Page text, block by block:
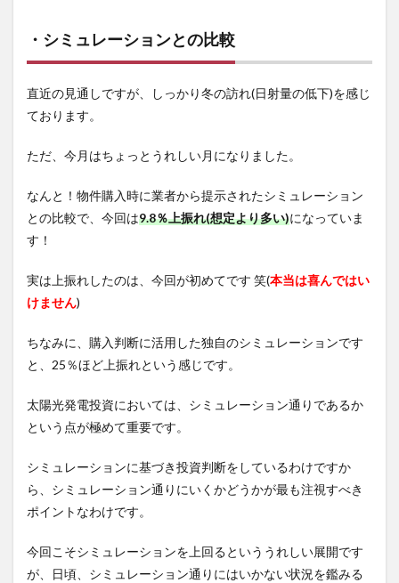
・シミュレーションとの比較
直近の見通しですが、しっかり冬の訪れ(日射量の低下)を感じ
ております。
ただ、今月はちょっとうれしい月になりました。
なんと！物件購入時に業者から提示されたシミュレーション
との比較で、今回は9.8％上振れ(想定より多い)になっていま
す！
実は上振れしたのは、今回が初めてです 笑(本当は喜んではい
けません)
ちなみに、購入判断に活用した独自のシミュレーションです
と、25％ほど上振れという感じです。
太陽光発電投資においては、シミュレーション通りであるか
という点が極めて重要です。
シミュレーションに基づき投資判断をしているわけですか
ら、シミュレーション通りにいくかどうかが最も注視すべき
ポイントなわけです。
今回こそシミュレーションを上回るといううれしい展開です
が、日頃、シミュレーション通りにはいかない状況を鑑みる